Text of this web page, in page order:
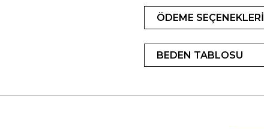
ÖDEME SEÇENEKLERİ
BEDEN TABLOSU